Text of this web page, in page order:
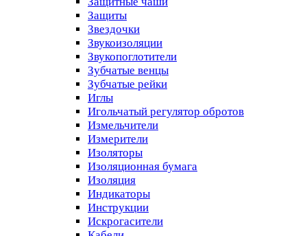
Защиты
Звездочки
Звукоизоляции
Звукопоглотители
Зубчатые венцы
Зубчатые рейки
Иглы
Игольчатый регулятор обротов
Измельчители
Измерители
Изоляторы
Изоляционная бумага
Изоляция
Индикаторы
Инструкции
Искрогасители